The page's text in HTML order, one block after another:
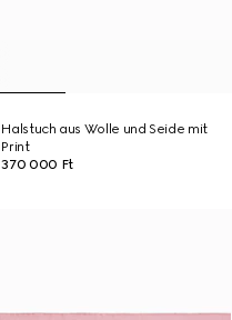
Halstuch aus Wolle und Seide mit
Print
370 000 Ft